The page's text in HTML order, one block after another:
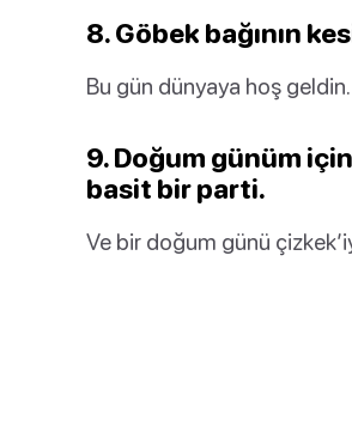
8. Göbek bağının
Bu gün dünyaya hoş geldin.
9. Doğum günüm
basit bir parti.
Ve bir doğum günü